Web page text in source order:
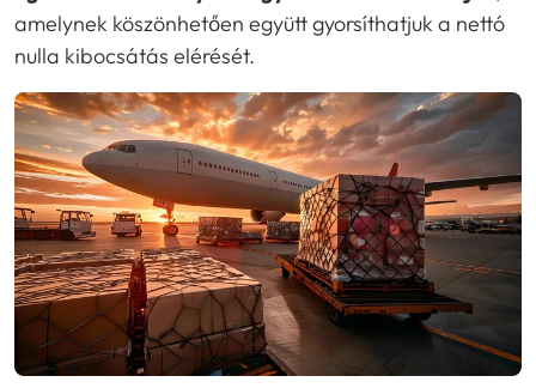
amelynek köszönhetően együtt gyorsíthatjuk a nettó
nulla kibocsátás elérését.